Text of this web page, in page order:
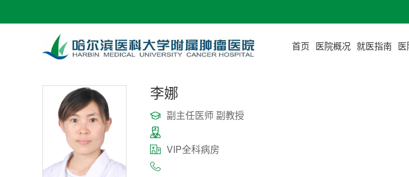
首页 医院概况 就医指南
李娜
副主任医师 副教授
VIP全科病房